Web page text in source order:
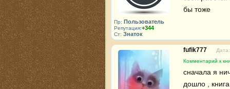
Пр: Пользователь
Репутация:+344
Ст: Знаток
бы тоже
fufik777
Комментарий к
сначала я
дошло ,